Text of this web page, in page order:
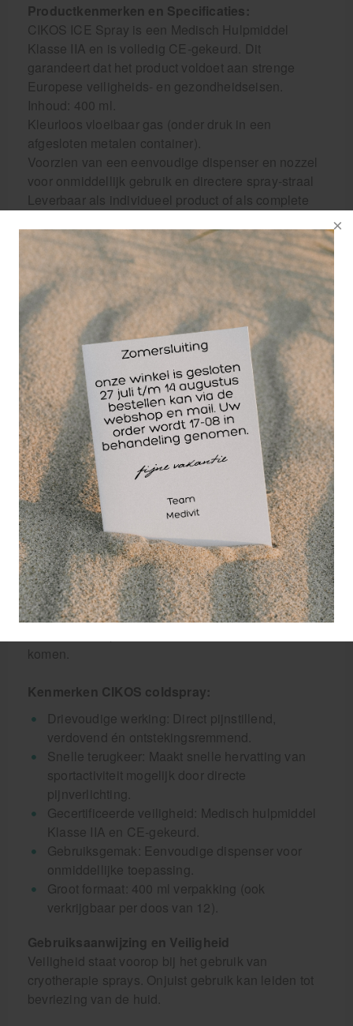
Productkenmerken en Specificaties:
CIKOS ICE Spray is een Medisch Hulpmiddel
Klasse IIA en is volledig CE-gekeurd. Dit
garandeert dat het product voldoet aan strenge
Europese veiligheids- en gezondheidseisen.
Inhoud: 400 ml.
Kleurloos vloeibaar gas (onder druk in een
afgesloten metalen container).
Voorzien van een eenvoudige dispenser en nozzel
voor onmiddellijk gebruik en directere spray-straal
Leverbaar als individueel product of als complete
grootverbruikers.
Wat is CIKOS ICE Spray?
CIKOS ICE Spray is een medische coldspray
(klasse IIA) van 400 ml die wordt gebruikt voor
directe koeling bij sportblessures zoals kneuzingen
en verstuikingen. Het werkt op basis van
verdamping die warmte aan de huid onttrekt.
Is CIKOS Coldspray veilig te gebruiken?
Ja, mits de gebruiksaanwijzing wordt gevolgd. Het
product is CE-gekeurd. Het is cruciaal om minimaal
20 cm afstand te houden tot de huid om
bevriezingsverschijnselen en blaarvorming te
voorkomen.
Hoe werkt cryotherapie bij sportblessures?
CIKOS ICE spray zorgt voor een "thermische
schok". De snelle afkoeling zorgt voor
vaatvernauwing (minder zwelling), verdooft de
zenuwuiteinden (pijnstilling) en remt ontstekingen,
komen.
Kenmerken CIKOS coldspray:
Drievoudige werking: Direct pijnstillend,
verdovend én ontstekingsremmend.
Snelle terugkeer: Maakt snelle hervatting van
sportactiviteit mogelijk door directe
pijnverlichting.
Gecertificeerde veiligheid: Medisch hulpmiddel
Klasse IIA en CE-gekeurd.
Gebruiksgemak: Eenvoudige dispenser voor
onmiddellijke toepassing.
Groot formaat: 400 ml verpakking (ook
verkrijgbaar per doos van 12).
Gebruiksaanwijzing en Veiligheid
Veiligheid staat voorop bij het gebruik van
cryotherapie sprays. Onjuist gebruik kan leiden tot
bevriezing van de huid.